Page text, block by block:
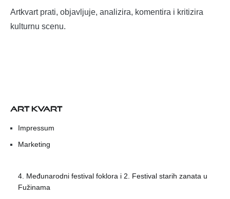
Artkvart prati, objavljuje, analizira, komentira i kritizira
kulturnu scenu.
ART KVART
Impressum
Marketing
4. Međunarodni festival foklora i 2. Festival starih zanata u
Fužinama